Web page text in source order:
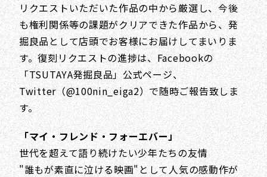
リクエストいただいた作品の中から厳選し、今後
も権利関係等の課題がクリアできた作品から、発
掘良品として店頭でお客様にお届けしてまいりま
す。復刻リクエストの進捗は、Facebookの
「TSUTAYA発掘良品」公式ページ、
Twitter（@100nin_eiga2）で随時ご報告致しま
す。
「マイ・フレンド・フォーエバー」
世代を超えて語り続けたい少年たちの友情
"誰もが素直に泣ける映画"として人気の感動作が